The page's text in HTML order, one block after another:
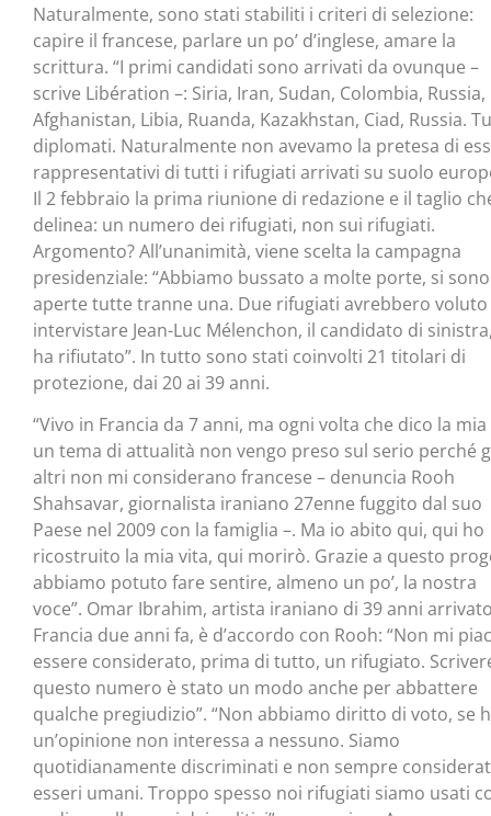
Naturalmente, sono stati stabiliti i criteri di selezione:
capire il francese, parlare un po’ d’inglese, amare la
scrittura. “I primi candidati sono arrivati da ovunque –
scrive Libération –: Siria, Iran, Sudan, Colombia, Russia,
Afghanistan, Libia, Ruanda, Kazakhstan, Ciad, Russia.
diplomati. Naturalmente non avevamo la pretesa di
rappresentativi di tutti i rifugiati arrivati su suolo
Il 2 febbraio la prima riunione di redazione e il taglio
delinea: un numero dei rifugiati, non sui rifugiati.
Argomento? All’unanimità, viene scelta la campagna
presidenziale: “Abbiamo bussato a molte porte, si sono
aperte tutte tranne una. Due rifugiati avrebbero voluto
intervistare Jean-Luc Mélenchon, il candidato di
ha rifiutato”. In tutto sono stati coinvolti 21 titolari di
protezione, dai 20 ai 39 anni.
“Vivo in Francia da 7 anni, ma ogni volta che dico la mia
un tema di attualità non vengo preso sul serio perché
altri non mi considerano francese – denuncia Rooh
Shahsavar, giornalista iraniano 27enne fuggito dal suo
Paese nel 2009 con la famiglia –. Ma io abito qui, qui ho
ricostruito la mia vita, qui morirò. Grazie a questo
abbiamo potuto fare sentire, almeno un po’, la nostra
voce”. Omar Ibrahim, artista iraniano di 39 anni
Francia due anni fa, è d’accordo con Rooh: “Non mi
essere considerato, prima di tutto, un rifugiato.
questo numero è stato un modo anche per abbattere
qualche pregiudizio”. “Non abbiamo diritto di voto, se
un’opinione non interessa a nessuno. Siamo
quotidianamente discriminati e non sempre
esseri umani. Troppo spesso noi rifugiati siamo usati